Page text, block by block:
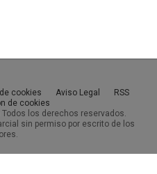
cookies Aviso Legal
RSS
de cookies
los derechos reservados.
sin permiso por escrito de los